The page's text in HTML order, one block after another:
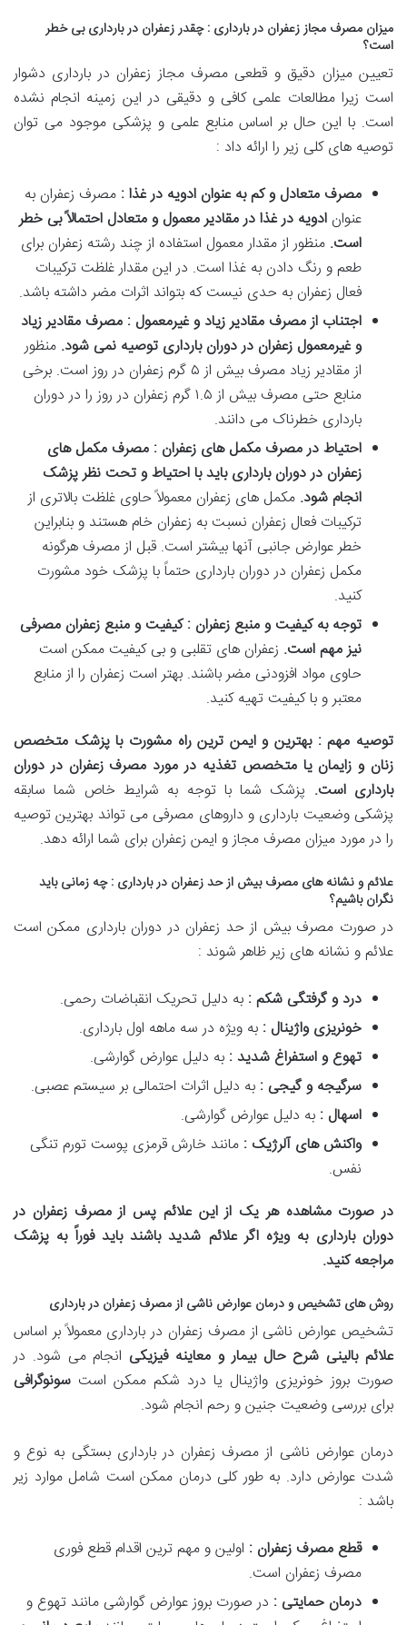
میزان مصرف مجاز زعفران در بارداری : چقدر زعفران در بارداری بی خطر
است؟
تعیین میزان دقیق و قطعی مصرف مجاز زعفران در بارداری دشوار
است زیرا مطالعات علمی کافی و دقیقی در این زمینه انجام نشده
است. با این حال بر اساس منابع علمی و پزشکی موجود می توان
توصیه های کلی زیر را ارائه داد :
مصرف متعادل و کم به عنوان ادویه در غذا : مصرف زعفران به
عنوان ادویه در غذا در مقادیر معمول و متعادل احتمالاً بی خطر
است. منظور از مقدار معمول استفاده از چند رشته زعفران برای
طعم و رنگ دادن به غذا است. در این مقدار غلظت ترکیبات
فعال زعفران به حدی نیست که بتواند اثرات مضر داشته باشد.
اجتناب از مصرف مقادیر زیاد و غیرمعمول : مصرف مقادیر زیاد
و غیرمعمول زعفران در دوران بارداری توصیه نمی شود. منظور
از مقادیر زیاد مصرف بیش از ۵ گرم زعفران در روز است. برخی
منابع حتی مصرف بیش از ۱.۵ گرم زعفران در روز را در دوران
بارداری خطرناک می دانند.
احتیاط در مصرف مکمل های زعفران : مصرف مکمل های
زعفران در دوران بارداری باید با احتیاط و تحت نظر پزشک
انجام شود. مکمل های زعفران معمولاً حاوی غلظت بالاتری از
ترکیبات فعال زعفران نسبت به زعفران خام هستند و بنابراین
خطر عوارض جانبی آنها بیشتر است. قبل از مصرف هرگونه
مکمل زعفران در دوران بارداری حتماً با پزشک خود مشورت
کنید.
توجه به کیفیت و منبع زعفران : کیفیت و منبع زعفران مصرفی
نیز مهم است. زعفران های تقلبی و بی کیفیت ممکن است
حاوی مواد افزودنی مضر باشند. بهتر است زعفران را از منابع
معتبر و با کیفیت تهیه کنید.
توصیه مهم : بهترین و ایمن ترین راه مشورت با پزشک متخصص
زنان و زایمان یا متخصص تغذیه در مورد مصرف زعفران در دوران
بارداری است. پزشک شما با توجه به شرایط خاص شما سابقه
پزشکی وضعیت بارداری و داروهای مصرفی می تواند بهترین توصیه
را در مورد میزان مصرف مجاز و ایمن زعفران برای شما ارائه دهد.
علائم و نشانه های مصرف بیش از حد زعفران در بارداری : چه زمانی باید
نگران باشیم؟
در صورت مصرف بیش از حد زعفران در دوران بارداری ممکن است
علائم و نشانه های زیر ظاهر شوند :
درد و گرفتگی شکم : به دلیل تحریک انقباضات رحمی.
خونریزی واژینال : به ویژه در سه ماهه اول بارداری.
تهوع و استفراغ شدید : به دلیل عوارض گوارشی.
سرگیجه و گیجی : به دلیل اثرات احتمالی بر سیستم عصبی.
اسهال : به دلیل عوارض گوارشی.
واکنش های آلرژیک : مانند خارش قرمزی پوست تورم تنگی
نفس.
در صورت مشاهده هر یک از این علائم پس از مصرف زعفران در
دوران بارداری به ویژه اگر علائم شدید باشند باید فوراً به پزشک
مراجعه کنید.
روش های تشخیص و درمان عوارض ناشی از مصرف زعفران در بارداری
تشخیص عوارض ناشی از مصرف زعفران در بارداری معمولاً بر اساس
علائم بالینی شرح حال بیمار و معاینه فیزیکی انجام می شود. در
صورت بروز خونریزی واژینال یا درد شکم ممکن است سونوگرافی
برای بررسی وضعیت جنین و رحم انجام شود.
درمان عوارض ناشی از مصرف زعفران در بارداری بستگی به نوع و
شدت عوارض دارد. به طور کلی درمان ممکن است شامل موارد زیر
باشد :
قطع مصرف زعفران : اولین و مهم ترین اقدام قطع فوری
مصرف زعفران است.
درمان حمایتی : در صورت بروز عوارض گوارشی مانند تهوع و